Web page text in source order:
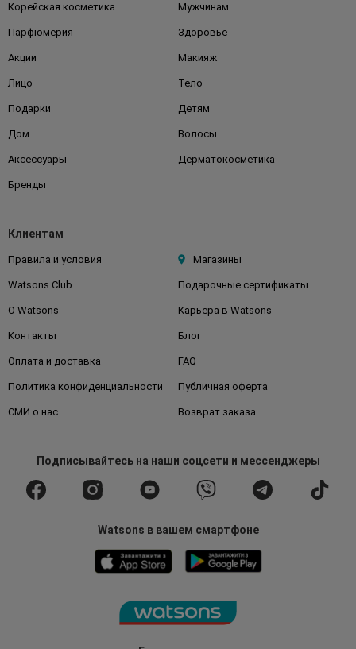
Корейская косметика Мужчинам
Парфюмерия Здоровье
Акции Макияж
Лицо Тело
Подарки Детям
Дом Волосы
Аксессуары Дерматокосметика
Бренды
Клиентам
Правила и условия Магазины
Watsons Club Подарочные сертификаты
О Watsons Карьера в Watsons
Контакты Блог
Оплата и доставка FAQ
Политика конфиденциальности Публичная оферта
СМИ о нас Возврат заказа
Подписывайтесьна наши соцсети и мессенджеры
Watsons в вашем смартфоне